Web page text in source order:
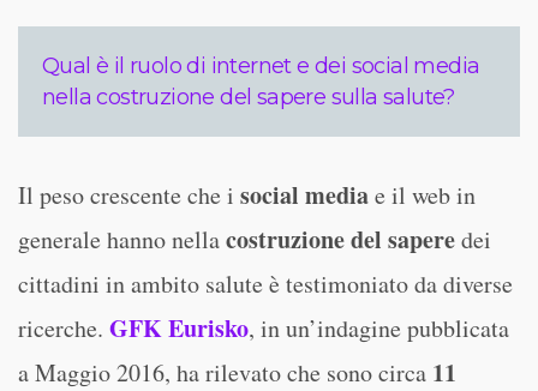
Qual è il ruolo di internet e dei social media
nella costruzione del sapere sulla salute?
Il peso crescente che i social mediae il web in
generale hanno nellacostruzione del saperedei
cittadini in ambito salute è testimoniato da diverse
ricerche. GFK Eurisko, in un’indagine pubblicata
a Maggio 2016, ha rilevato che sono circa 11